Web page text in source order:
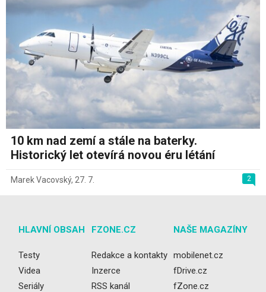
10 km nad zemí a stále na baterky.
Historický let otevírá novou éru létání
2
Marek Vacovský, 27. 7.
HLAVNÍ OBSAH
Testy
Videa
Seriály
FZONE.CZ
Redakce a kontakty
Inzerce
RSS kanál
NAŠE MAGAZÍNY
mobilenet.cz
fDrive.cz
fZone.cz